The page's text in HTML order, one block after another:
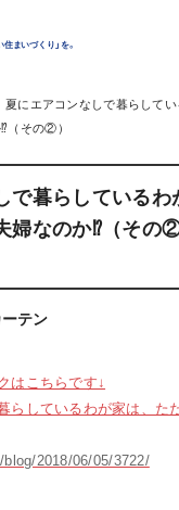
住まいづくり」を。
夏にエアコンなしで暮らして
（その②）
で暮らしているわ
婦なのか⁉（その②
テン
はこちらです↓
らしているわが家は、た
2018/06/05/3722/